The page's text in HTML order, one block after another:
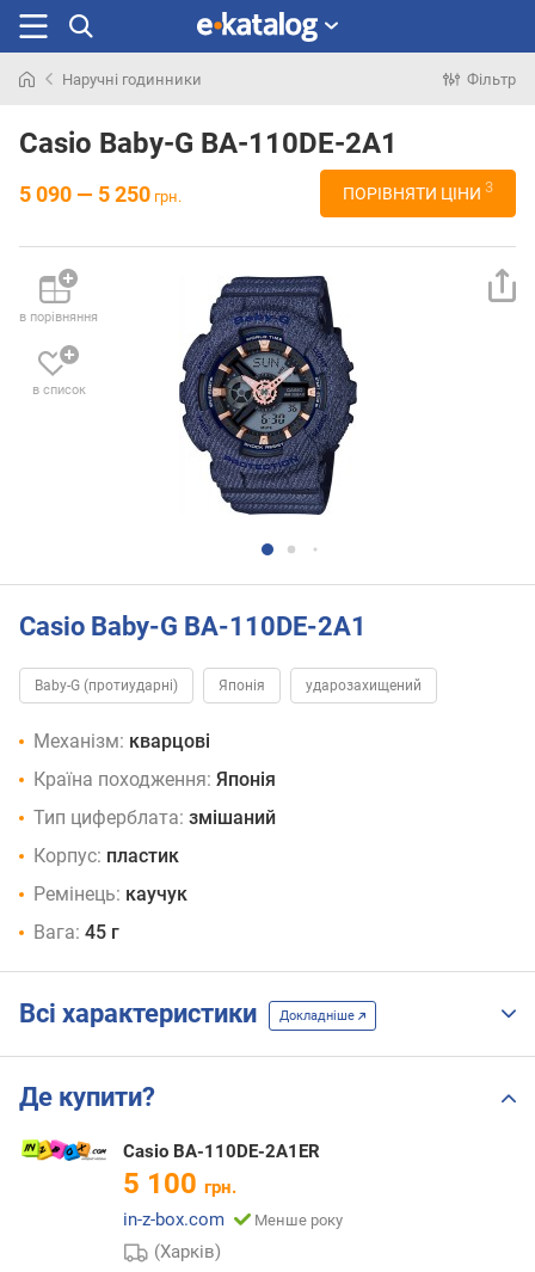
раніше
Наручні годинники Фільтр
Casio Baby-G BA-110DE-2A1
5 090 — 5 250 грн. ПОРІВНЯТИ ЦІНИ 3
в порівняння
в список
Casio Baby-G BA-110DE-2A1
Baby-G (протиударні) Японія ударозахищений
Механізм: кварцові
Країна походження: Японія
Тип циферблата: змішаний
Корпус: пластик
Ремінець: каучук
Вага: 45 г
Всі характеристики Докладніше
Де купити?
Casio BA-110DE-2A1ER
5 100 грн.
in-z-box.com
Менше року
(Харків)